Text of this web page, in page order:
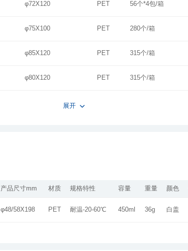
φ72X120 PET 56个*4包/箱
φ75X100 PET 280个/箱
φ85X120 PET 315个/箱
φ80X120 PET 315个/箱
展开
产品尺寸mm 材质 规格特性 容量 重量 颜色
φ48/58X198 PET 耐温-20-60℃ 450ml 36g 白盖